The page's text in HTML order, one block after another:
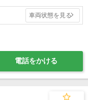
車両状態を見る
電話をかける